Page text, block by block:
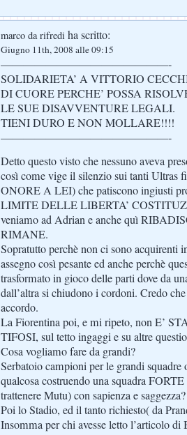
marco da rifredi ha scritto:
Giugno 11th, 2008 alle 09:15
———————————————-
SOLIDARIETA’ A VITTORIO
DI CUORE PERCHE’ POSSA
LE SUE DISAVVENTURE LEGALI.
TIENI DURO E NON MOLLARE!!!!
———————————————-
Detto questo visto che nessuno aveva
così come vige il silenzio sui tanti Ultras
ONORE A LEI) che patiscono ingiusti
LIMITE DELLE LIBERTA’
veniamo ad Adrian e anche quì
RIMANE.
Sopratutto perchè non ci sono acquirenti
assegno così pesante ed anche perchè
trasformato in gioco delle parti dove da
dall’altra si chiudono i cordoni. Credo
accordo.
La Fiorentina poi, e mi ripeto, non E’
TIFOSI, sul tetto ingaggi e su altre
Cosa vogliamo fare da grandi?
Serbatoio campioni per le grandi squadre
qualcosa costruendo una squadra
trattenere Mutu) con sapienza e
Poi lo Stadio, ed il tanto richiesto( da
Insomma per chi avesse letto l’articolo